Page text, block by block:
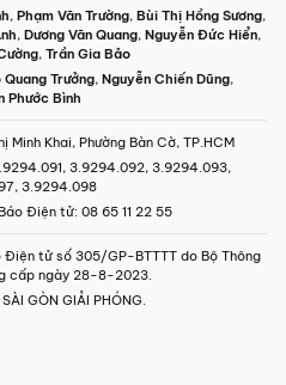
, Phạm Văn Trường, Bùi Thị Hồng Sương,
, Dương Văn Quang, Nguyễn Đức Hiển,
, Trần Gia Bảo
Quang Trưởng, Nguyễn Chiến Dũng,
Phước Bình
Khai, Phường Bàn Cờ, TP.HCM
3.9294.092, 3.9294.093,
3.9294.098
Điện tử: 08 65 11 22 55
tử số 305/GP-BTTTT do Bộ Thông
cấp ngày 28-8-2023.
GÒN GIẢI PHÓNG.